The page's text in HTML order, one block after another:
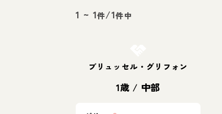
1 ~ 1件/1件中
ブリュッセル・グリフォン
1歳 / 中部